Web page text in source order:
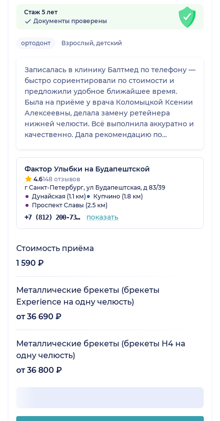
Стаж 5 лет
Документы проверены
ортодонт Взрослый, детский
Записалась в клинику Балтмед по телефону —
быстро сориентировали по стоимости и
предложили удобное ближайшее время.
Была на приёме у врача Коломыцкой Ксении
Алексеевны, делала замену ретейнера
нижней челюсти. Всё выполнила аккуратно и
качественно. Дала рекомендацию по
впечатления от клиники и приёма 😊
рекомендую клинику и врача. При
необходимости обращусь снова.
Фактор Улыбки на Будапештской
4.6148 отзывов
г Санкт-Петербург, ул Будапештская, д 83/39
Дунайская (1.1 км)
Купчино (1.8 км)
Проспект Славы (2.5 км)
+7 (812) 200-73-56 показать
Стоимость приёма
1 590 ₽
Металлические брекеты (брекеты
Experience на одну челюсть)
от 36 690 ₽
Металлические брекеты (брекеты Н4 на
одну челюсть)
от 36 800 ₽